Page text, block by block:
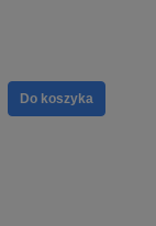
Do koszyka